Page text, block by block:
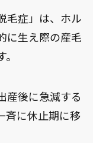
毛症」は、ホル
に生え際の産毛
産後に急減する
斉に休止期に移